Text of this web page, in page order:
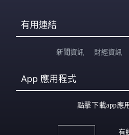
有用連結
新聞資訊 財經資訊
App 應用程式
點擊下載app應
有